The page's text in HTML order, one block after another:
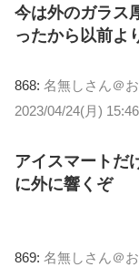
今は外のガラス
ったから以前よ
868: 名無しさん＠
2023/04/24(月)
アイスマートだ
に外に響くぞ
869: 名無しさん＠